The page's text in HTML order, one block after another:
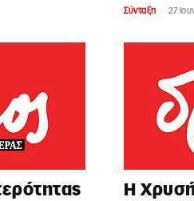
Σύνταξη - 27
Η